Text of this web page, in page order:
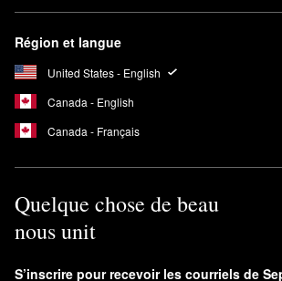
Région et langue
United States - English
Canada - English
Canada - Français
Quelque chose de beau
nous unit
S’inscrire pour recevoir les courriels de